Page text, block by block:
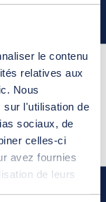
le contenu
relatives aux
Nous
sur l'utilisation de
sociaux, de
celles-ci
avez fournies
de leurs